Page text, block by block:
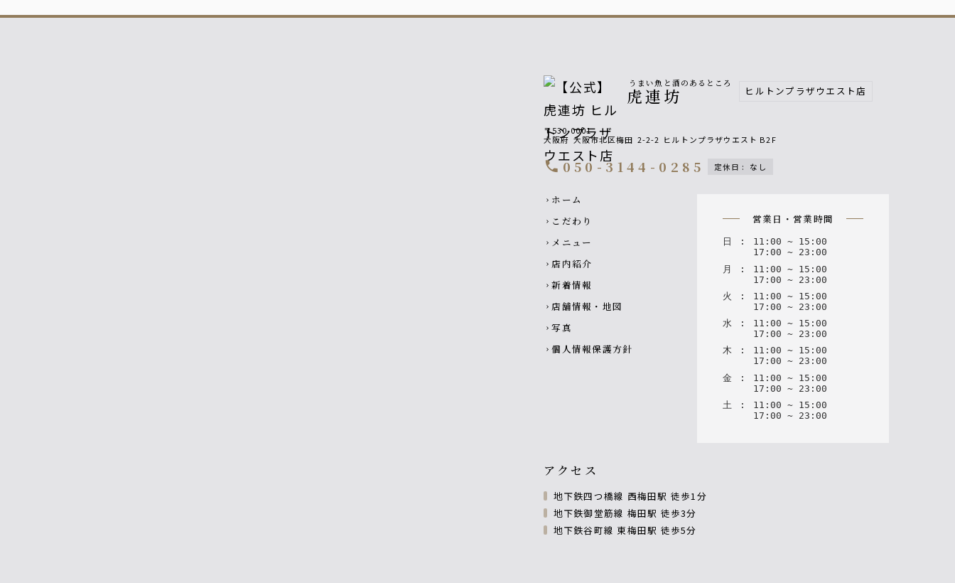
うまい魚と酒のあるところ
虎連坊 ヒルトンプラザウエスト店
〒530-0001
大阪府 大阪市北区梅田 2-2-2 ヒルトンプラザウエスト B2F
call050-3144-0285 定休日 : なし
Footer navigation
chevron_right ホーム
chevron_right こだわり
chevron_right メニュー
chevron_right 店内紹介
chevron_right 新着情報
chevron_right 店舗情報・地図
chevron_right 写真
chevron_right 個人情報保護方針
営業日・営業時間
日 : 11 : 00 ~ 15 : 00
17 : 00 ~ 23 : 00
月
: 11 : 00 ~ 15 : 00
17 : 00 ~ 23 : 00
火
: 11 : 00 ~ 15 : 00
17 : 00 ~ 23 : 00
水 : 11 : 00 ~ 15 : 00
17 : 00 ~ 23 : 00
木
: 11 : 00 ~ 15 : 00
17 : 00 ~ 23 : 00
金
: 11 : 00 ~ 15 : 00
17 : 00 ~ 23 : 00
土
: 11 : 00 ~ 15 : 00
17 : 00 ~ 23 : 00
アクセス
地下鉄四つ橋線 西梅田駅 徒歩1分
地下鉄御堂筋線 梅田駅 徒歩3分
地下鉄谷町線 東梅田駅 徒歩5分